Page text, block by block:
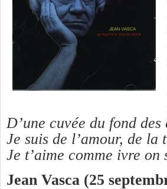
D’une cuvée du fond des
Je suis de l’amour, de la
Je t’aime comme ivre on
Jean Vasca (25